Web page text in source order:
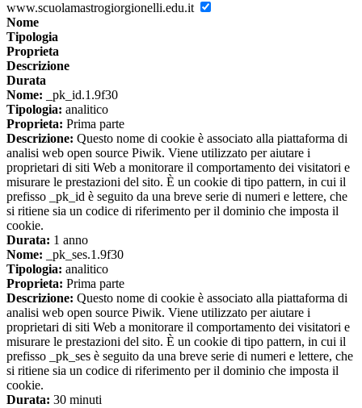
www.scuolamastrogiorgionelli.edu.it
Nome
Tipologia
Proprieta
Descrizione
Durata
Nome: _pk_id.1.9f30
Tipologia: analitico
Proprieta: Prima parte
Descrizione: Questo nome di cookie è associato alla piattaforma di
analisi web open source Piwik. Viene utilizzato per aiutare i
proprietari di siti Web a monitorare il comportamento dei visitatori e
misurare le prestazioni del sito. È un cookie di tipo pattern, in cui il
prefisso _pk_id è seguito da una breve serie di numeri e lettere, che
si ritiene sia un codice di riferimento per il dominio che imposta il
cookie.
Durata: 1 anno
Nome: _pk_ses.1.9f30
Tipologia: analitico
Proprieta: Prima parte
Descrizione: Questo nome di cookie è associato alla piattaforma di
analisi web open source Piwik. Viene utilizzato per aiutare i
proprietari di siti Web a monitorare il comportamento dei visitatori e
misurare le prestazioni del sito. È un cookie di tipo pattern, in cui il
prefisso _pk_ses è seguito da una breve serie di numeri e lettere, che
si ritiene sia un codice di riferimento per il dominio che imposta il
cookie.
Durata: 30 minuti